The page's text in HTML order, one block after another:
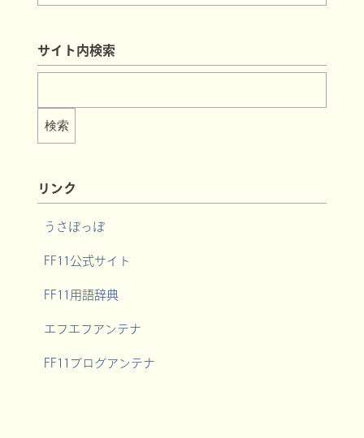
サイト内検索
リンク
うさぽっぽ
FF11公式サイト
FF11用語辞典
エフエフアンテナ
FF11ブログアンテナ